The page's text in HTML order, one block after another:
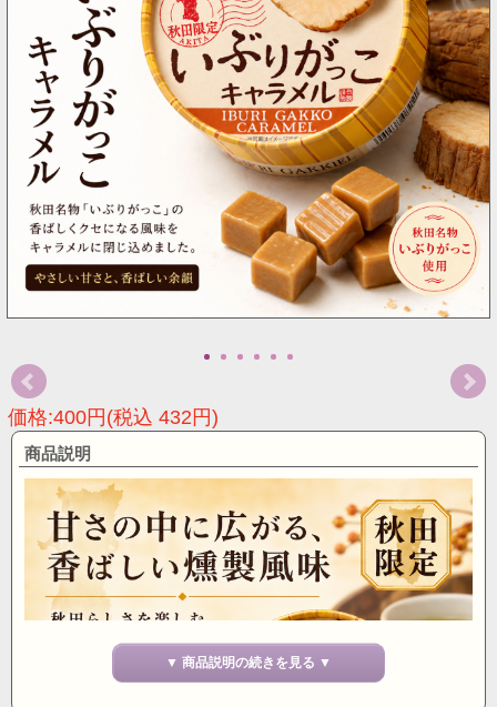
価格:400円(税込 432円)
商品説明
▼ 商品説明の続きを見る ▼